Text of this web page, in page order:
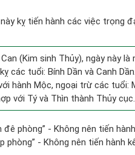
này kỵ tiến hành các việc trọng
(Kim sinh Thủy), ngày này
các tuổi: Bính Dần và Canh Dần.
hành Mộc, ngoại trừ các tuổi:
với Tý và Thìn thành Thủy
đê phòng” - Không nên tiến
phòng” - Không nên tiến hành